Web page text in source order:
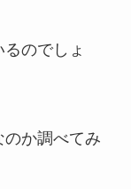
のでしょ
か調べてみ